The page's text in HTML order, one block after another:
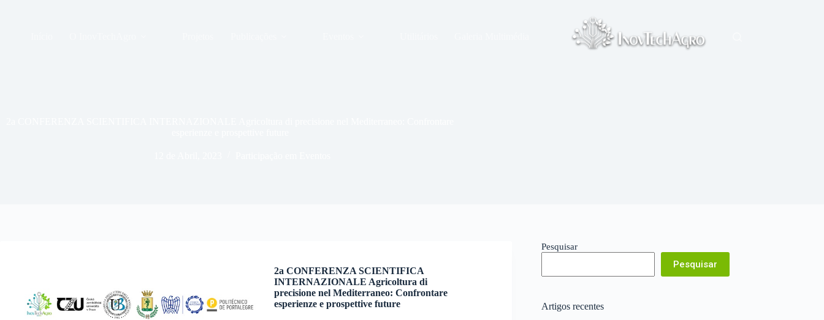
2a CONFERENZA SCIENTIFICA
INTERNAZIONALE Agricoltura di
precisione nel Mediterraneo: Confrontare
esperienze e prospettive future
Pesquisar
Pesquisar
Artigos recentes